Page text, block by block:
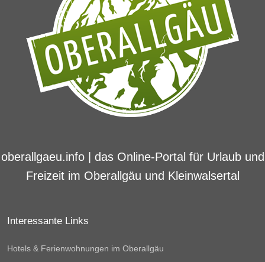
oberallgaeu.info | das Online-Portal für Urlaub und
Freizeit im Oberallgäu und Kleinwalsertal
Interessante Links
Hotels & Ferienwohnungen im Oberallgäu